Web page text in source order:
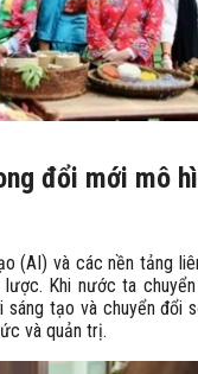
đổi mới mô
(AI) và các nền tảng
Khi nước ta
tạo và chuyển đổi
và quản trị.